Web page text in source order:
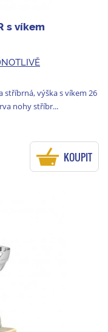
s víkem
stříbrná, výška s víkem 26
nohy stříbr...
KOUPIT